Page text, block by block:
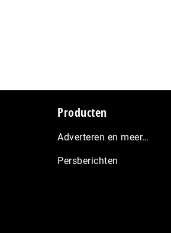
Producten
Adverteren en meer…
Persberichten